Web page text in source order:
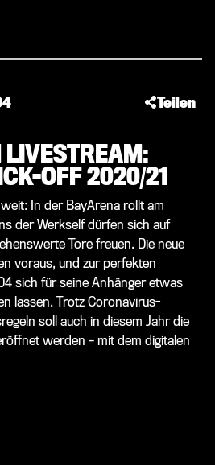
Teilen
OFF 2020/21
In der BayArena rollt am
der Werkself dürfen sich auf
Tore freuen. Die neue
voraus, und zur perfekten
sich für seine Anhänger etwas
lassen. Trotz Coronavirus-
soll auch in diesem Jahr die
werden – mit dem digitalen